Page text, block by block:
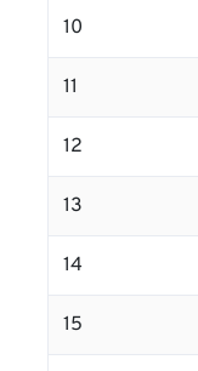
10
11
12
13
14
15